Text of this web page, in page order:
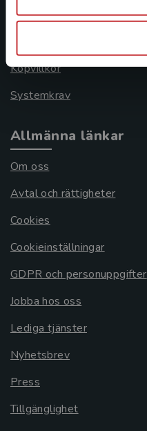
046-31 21 00
Köpvillkor
Systemkrav
Allmänna länkar
Om oss
Avtal och rättigheter
Cookies
Cookieinställningar
GDPR och personuppgifter
Jobba hos oss
Lediga tjänster
Nyhetsbrev
Press
Tillgänglighet